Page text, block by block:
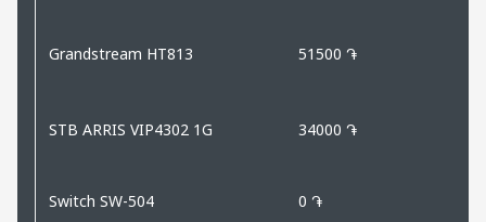
Grandstream HT813 51500 ֏
STB ARRIS VIP4302 1G 34000 ֏
Switch SW-504 0 ֏